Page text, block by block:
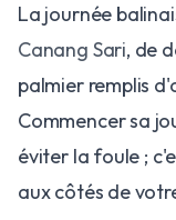
La journée
Canang Sari, de
palmier remplis
Commencer sa
éviter la foule ;
aux côtés de